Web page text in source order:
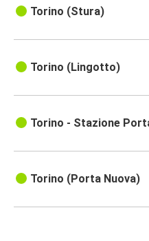
Torino (Stura)
Torino (Lingotto)
Torino - Stazione
Torino (Porta Nuova)